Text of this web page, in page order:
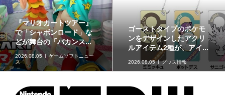
あつまれ どうぶつの森 &
ハッピーホームパラダイ
ス・大型アップデート...
刊行物 株式会社アンビット
26年8月7日（金）16時よ
り、恒例テト1カップ第
56回「スプラトゥーン ...
ゲームソフトニュー
ス